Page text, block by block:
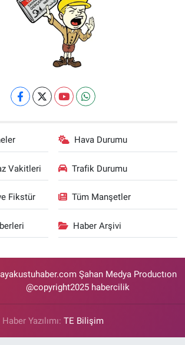
Hava Durumu
Vakitleri Trafik Durumu
Fikstür Tüm Manşetler
Haber Arşivi
Şahan Medya Productıon
@copyright2025 habercilik
Haber Yazılımı: TE Bilişim